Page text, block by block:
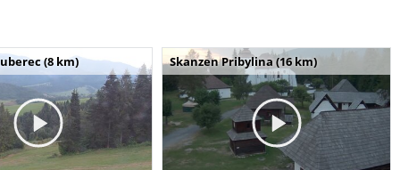
(8 km) Skanzen Pribylina (16 km)